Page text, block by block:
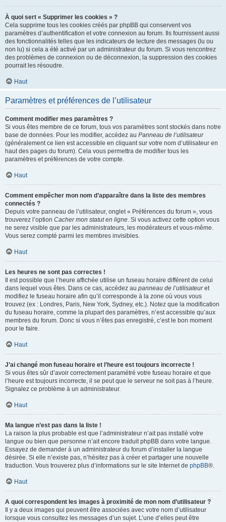
À quoi sert « Supprimer les cookies » ?
Cela supprime tous les cookies créés par phpBB qui conservent vos
paramètres d’authentification et votre connexion au forum. Ils fournissent aussi
des fonctionnalités telles que les indicateurs de lecture des messages (lu ou
non lu) si cela a été activé par un administrateur du forum. Si vous rencontrez
des problèmes de connexion ou de déconnexion, la suppression des cookies
pourrait les résoudre.
Haut
Paramètres et préférences de l’utilisateur
Comment modifier mes paramètres ?
Si vous êtes membre de ce forum, tous vos paramètres sont stockés dans notre
base de données. Pour les modifier, accédez au Panneau de l’utilisateur
(généralement ce lien est accessible en cliquant sur votre nom d’utilisateur en
haut des pages du forum). Cela vous permettra de modifier tous les
paramètres et préférences de votre compte.
Haut
Comment empêcher mon nom d’apparaître dans la liste des membres
connectés ?
Depuis votre panneau de l’utilisateur, onglet « Préférences du forum », vous
trouverez l’option Cacher mon statut en ligne. Si vous activez cette option vous
ne serez visible que par les administrateurs, les modérateurs et vous-même.
Vous serez compté parmi les membres invisibles.
Haut
Les heures ne sont pas correctes !
Il est possible que l’heure affichée utilise un fuseau horaire différent de celui
dans lequel vous êtes. Dans ce cas, accédez au panneau de l’utilisateuret
modifiez le fuseau horaire afin qu’il corresponde à la zone où vous vous
trouvez (ex : Londres, Paris, New York, Sydney, etc.). Notez que la modification
du fuseau horaire, comme la plupart des paramètres, n’est accessible qu’aux
membres du forum. Donc si vous n’êtes pas enregistré, c’est le bon moment
pour le faire.
Haut
J’ai changé mon fuseau horaire et l’heure est toujours incorrecte !
Si vous êtes sûr d’avoir correctement paramétré votre fuseau horaire et que
l’heure est toujours incorrecte, il se peut que le serveur ne soit pas à l’heure.
Signalez ce problème à un administrateur.
Haut
Ma langue n’est pas dans la liste !
La raison la plus probable est que l’administrateur n’ait pas installé votre
langue ou bien que personne n’ait encore traduit phpBB dans votre langue.
Essayez de demander à un administrateur du forum d’installer la langue
désirée. Si elle n’existe pas, n’hésitez pas à créer et partager une nouvelle
traduction. Vous trouverez plus d’informations sur le site Internet de phpBB®.
Haut
A quoi correspondent les images à proximité de mon nom d’utilisateur ?
Il y a deux images qui peuvent être associées avec votre nom d’utilisateur
lorsque vous consultez les messages d’un sujet. L’une d’elles peut être